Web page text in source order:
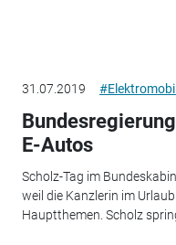
31.07.2019
E-Autos
Scholz-Tag im
weil die Kanzlerin im
Hauptthemen. Scholz